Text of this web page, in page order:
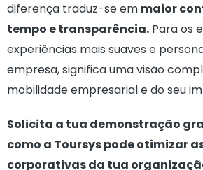
diferença traduz-se em maior
tempo e transparência. Para os
experiências mais suaves e
empresa, significa uma visão
mobilidade empresarial e do seu
Solicita a tua demonstração
como a Toursys pode otimizar
corporativas da tua